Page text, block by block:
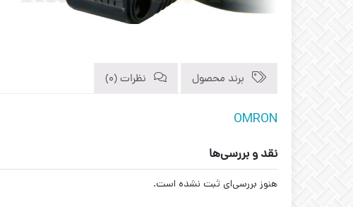
برند محصول نظرات (0)
OMRON
نقد و بررسی‌ها
هنوز بررسی‌ای ثبت نشده است.